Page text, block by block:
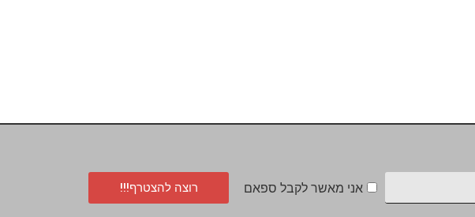
אני מאשר לקבל ספאם רוצה להצטרף!!!